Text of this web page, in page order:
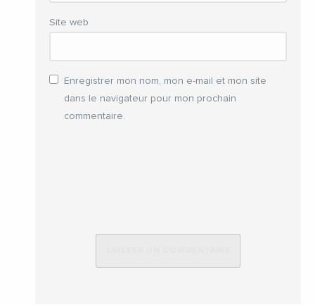
Site web
Enregistrer mon nom, mon e-mail et mon site
dans le navigateur pour mon prochain
commentaire.